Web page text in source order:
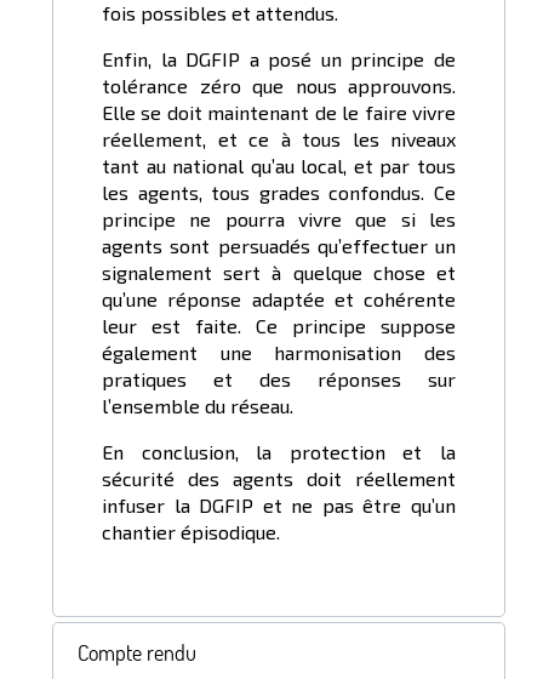
fois possibles et attendus.
Enfin, la DGFIP a posé un principe de
tolérance zéro que nous approuvons.
Elle se doit maintenant de le faire vivre
réellement, et ce à tous les niveaux
tant au national qu’au local, et par tous
les agents, tous grades confondus. Ce
principe ne pourra vivre que si les
agents sont persuadés qu’effectuer un
signalement sert à quelque chose et
qu’une réponse adaptée et cohérente
leur est faite. Ce principe suppose
également une harmonisation des
pratiques et des réponses sur
l’ensemble du réseau.
En conclusion, la protection et la
sécurité des agents doit réellement
infuser la DGFIP et ne pas être qu’un
chantier épisodique.
Compte rendu